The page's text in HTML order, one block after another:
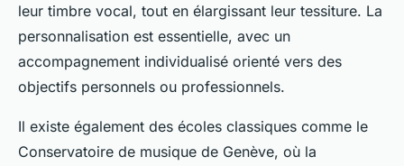
leur timbre vocal, tout en élargissant leur tessiture. La
personnalisation est essentielle, avec un
accompagnement individualisé orienté vers des
objectifs personnels ou professionnels.
Il existe également des écoles classiques comme le
Conservatoire de musique de Genève, où la